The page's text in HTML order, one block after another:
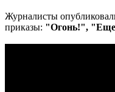
Журналисты
приказы: "Огонь!", "Еще